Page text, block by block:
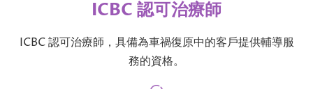
ICBC 認可治療師
ICBC 認可治療師，具備為車禍復原中的客戶提供輔導服
務的資格。